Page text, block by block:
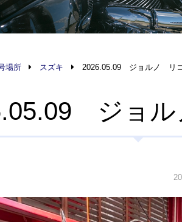
場所 スズキ 2026.05.09 ジョルノ リ
ジョ